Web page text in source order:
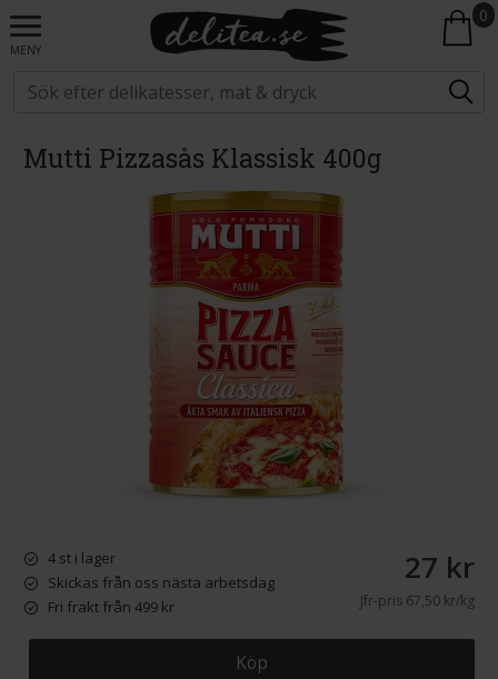
MENY
0
Mutti Pizzasås Klassisk 400g
4 st i lager
Skickas från oss nästa arbetsdag
Fri frakt från 499 kr
27 kr
Jfr-pris67,50 kr/kg
Köp